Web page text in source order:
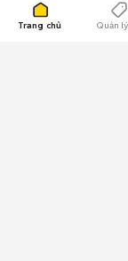
Trang chủ Quản